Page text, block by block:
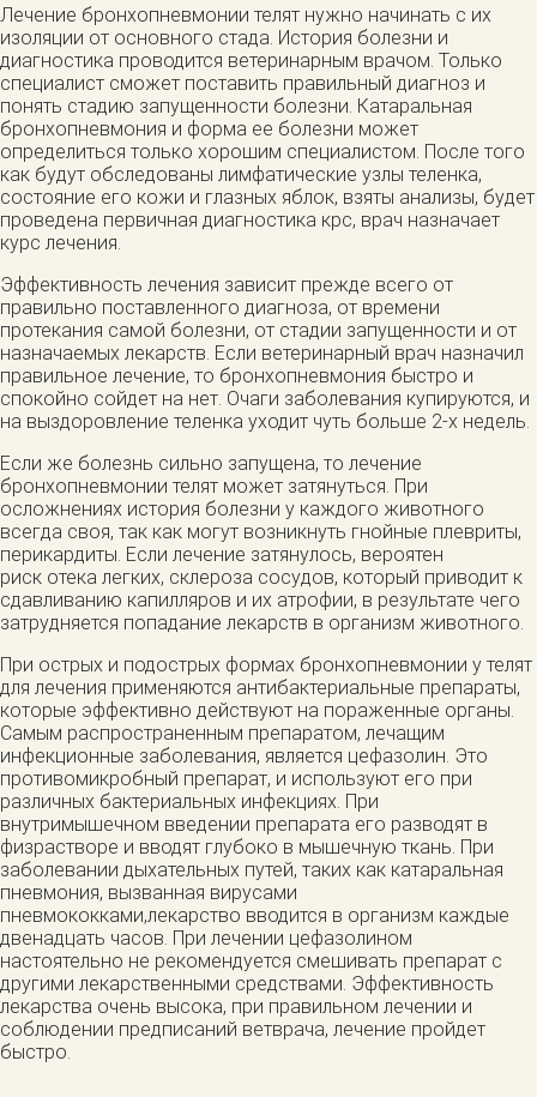
Лечение бронхопневмонии телят нужно начинать с их
изоляции от основного стада. История болезни и
диагностика проводится ветеринарным врачом. Только
специалист сможет поставить правильный диагноз и
понять стадию запущенности болезни. Катаральная
бронхопневмония и форма ее болезни может
определиться только хорошим специалистом. После того
как будут обследованы лимфатические узлы теленка,
состояние его кожи и глазных яблок, взяты анализы, будет
проведена первичная диагностика крс, врач назначает
курс лечения.
Эффективность лечения зависит прежде всего от
правильно поставленного диагноза, от времени
протекания самой болезни, от стадии запущенности и от
назначаемых лекарств. Если ветеринарный врач назначил
правильное лечение, то бронхопневмония быстро и
спокойно сойдет на нет. Очаги заболевания купируются, и
на выздоровление теленка уходит чуть больше 2-х недель.
Если же болезнь сильно запущена, то лечение
бронхопневмонии телят может затянуться. При
осложнениях история болезни у каждого животного
всегда своя, так как могут возникнуть гнойные плевриты,
перикардиты. Если лечение затянулось, вероятен
риск отека легких, склероза сосудов, который приводит к
сдавливанию капилляров и их атрофии, в результате чего
затрудняется попадание лекарств в организм животного.
При острых и подострых формах бронхопневмонии у телят
для лечения применяются антибактериальные препараты,
которые эффективно действуют на пораженные органы.
Самым распространенным препаратом, лечащим
инфекционные заболевания, является цефазолин. Это
противомикробный препарат, и используют его при
различных бактериальных инфекциях. При
внутримышечном введении препарата его разводят в
физрастворе и вводят глубоко в мышечную ткань. При
заболевании дыхательных путей, таких как катаральная
пневмония, вызванная вирусами
пневмококками,лекарство вводится в организм каждые
двенадцать часов. При лечении цефазолином
настоятельно не рекомендуется смешивать препарат с
другими лекарственными средствами. Эффективность
лекарства очень высока, при правильном лечении и
соблюдении предписаний ветврача, лечение пройдет
быстро.